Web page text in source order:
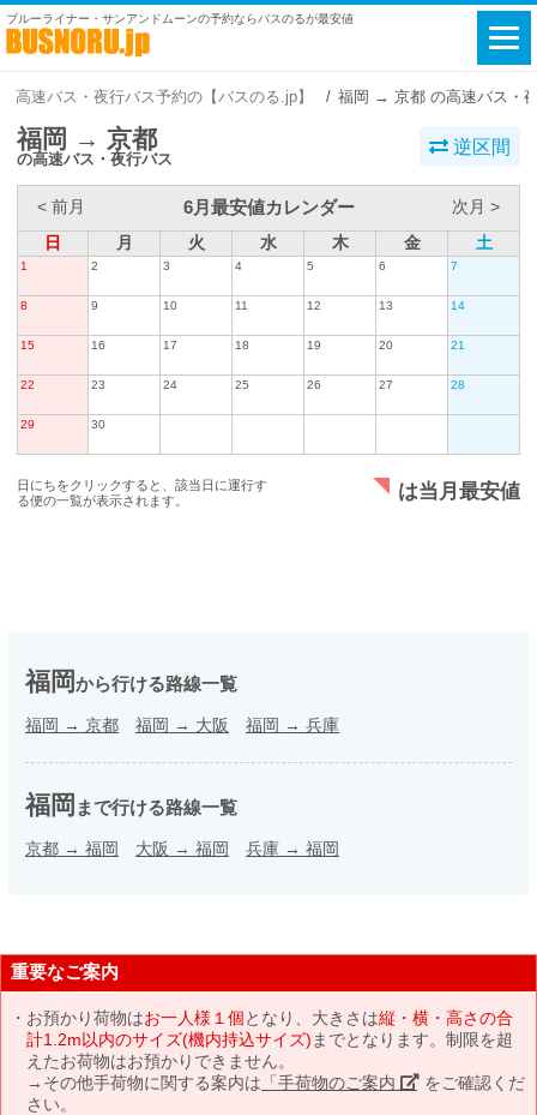
ブルーライナー・サンアンドムーンの予約ならバスのるが最安値
高速バス・夜行バス予約の【バスのる.jp】 福岡 → 京都 の高速バス・
福岡 → 京都
の高速バス・夜行バス
逆区間
< 前月 6月最安値カレンダー
次月 >
日
月 火 水 木 金 土
1 2 3 4 5 6 7
8 9 10 11 12 13 14
15 16 17 18 19 20 21
22 23 24 25 26 27 28
29 30
日にちをクリックすると、該当日に運行す
る便の一覧が表示されます。
は当月最安値
福岡から行ける路線一覧
福岡 → 京都 福岡 → 大阪 福岡 → 兵庫
福岡 まで行ける路線一覧
京都 → 福岡 大阪 → 福岡 兵庫 → 福岡
重要なご案内
お預かり荷物はお一人様１個となり、大きさは縦・横・高さの合
計1.2m以内のサイズ(機内持込サイズ) までとなります。制限を超
えたお荷物はお預かりできません。
→その他手荷物に関する案内は 「手荷物のご案内」 をご確認くだ
さい。